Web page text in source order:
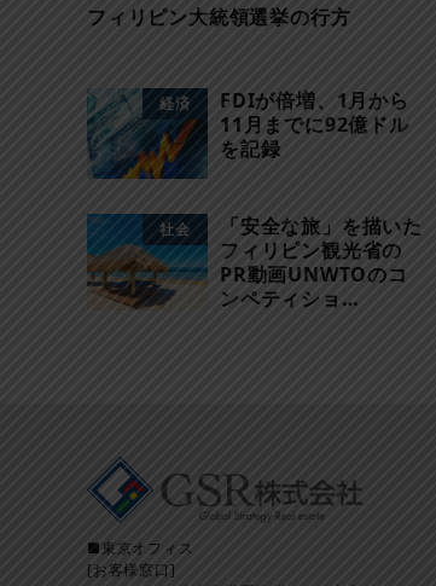
フィリピン大統領選挙の行方
経済
FDIが倍増、1月から
11月までに92億ドル
を記録
社会
「安全な旅」を描いた
フィリピン観光省の
PR動画UNWTOのコ
ンペティショ…
■東京オフィス
[お客様窓口]